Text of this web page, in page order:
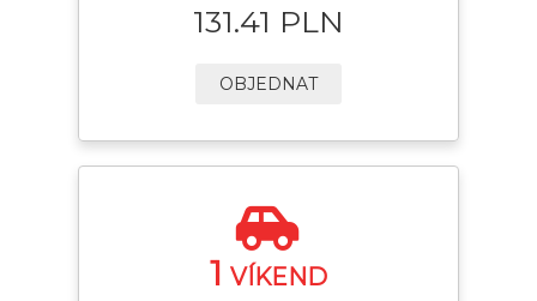
131.41 PLN
OBJEDNAT
1 VÍKEND